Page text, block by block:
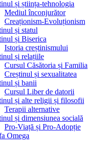
și știința-tehnologia
Mediul înconjurător
Creaționism-Evoluționism
și statul
și Biserica
Istoria creștinismului
și relațiile
Cursul Căsătoria și Familia
Creștinul și sexualitatea
și banii
Cursul Liber de datorii
și alte religii și filosofii
Terapii alternative
și dimensiunea socială
Pro-Viață și Pro-Adopție
Omega